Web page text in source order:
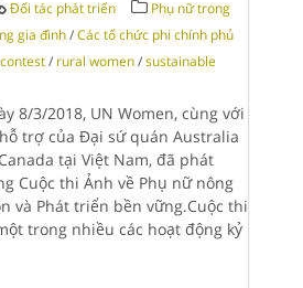
Đối tác phát triển
Phụ nữ trong
gia đình /Các tổ chức phi chính phủ
/ rural women /sustainable
8/3/2018, UN Women, cùng với
trợ của Đại sứ quán Australia
tại Việt Nam, đã phát
Cuộc thi Ảnh về Phụ nữ nông
và Phát triển bền vững.Cuộc thi
trong nhiều các hoạt động kỷ